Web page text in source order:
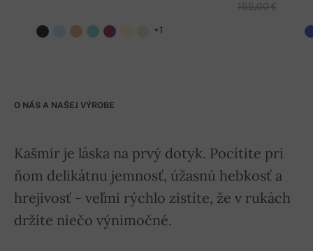
155,00 €
+1
O NÁS A NAŠEJ VÝROBE
Kašmír je láska na prvý dotyk. Pocítite pri
ňom delikátnu jemnosť, úžasnú hebkosť a
hrejivosť - veľmi rýchlo zistíte, že v rukách
držíte niečo výnimočné.